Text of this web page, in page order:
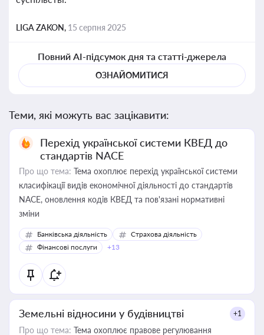
LIGA ZAKON, 15 серпня 2025
Повний AI-підсумок дня та статті-джерела
ОЗНАЙОМИТИСЯ
Теми, які можуть вас зацікавити:
Перехід української системи КВЕД до
стандартів NACE
Про що тема: Тема охоплює перехід української системи
класифікації видів економічної діяльності до стандартів
NACE, оновлення кодів КВЕД та пов'язані нормативні
зміни
Банківська діяльність
Страхова діяльність
Фінансові послуги
+13
Земельні відносини у будівництві +1
Про що тема: Тема охоплює правове регулювання